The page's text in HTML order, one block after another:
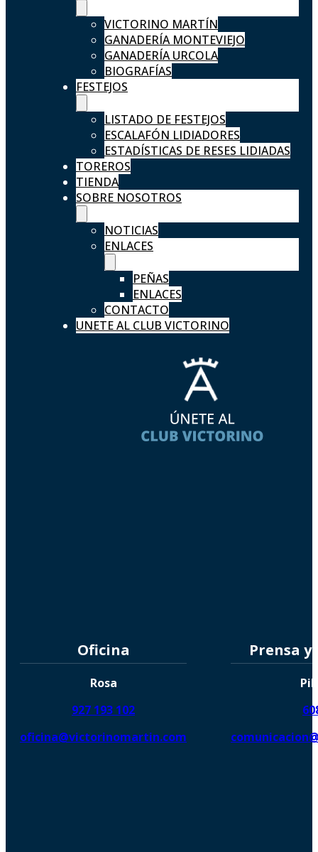
VICTORINO MARTÍN
GANADERÍA MONTEVIEJO
GANADERÍA URCOLA
BIOGRAFÍAS
FESTEJOS
LISTADO DE FESTEJOS
ESCALAFÓN LIDIADORES
ESTADÍSTICAS DE RESES LIDIADAS
TOREROS
TIENDA
SOBRE NOSOTROS
NOTICIAS
ENLACES
PEÑAS
ENLACES
CONTACTO
UNETE AL CLUB VICTORINO
Oficina
Rosa
927 193 102
oficina@victorinomartin.com
Prensa